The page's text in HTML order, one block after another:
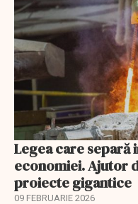
Legea care
economiei. Ajutor
proiecte gigantice
09 FEBRUARIE 2026